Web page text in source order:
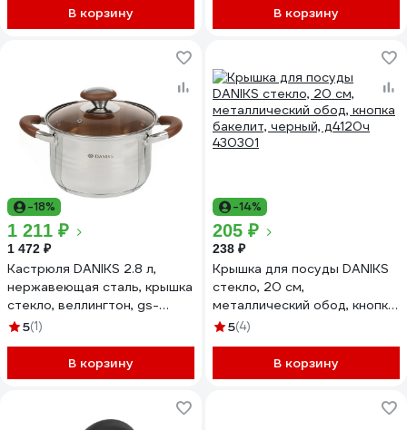
В корзину В корзину
-18%
1 211 ₽
1 472 ₽
Кастрюля DANIKS 2.8 л,
нержавеющая сталь, крышка
стекло, веллингтон, gs-
01415-18ca, серебристый,
5(1)
В корзину
-14%
205 ₽
238 ₽
Крышка для посуды DANIKS
стекло, 20 см,
металлический обод, кнопка
бакелит, черный, д4120ч
5(4)
В корзину